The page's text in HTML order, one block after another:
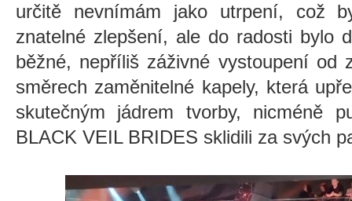
určitě nevnímám jako utrpení, což
znatelné zlepšení, ale do radosti bylo
běžné, nepříliš záživné vystoupení od
směrech zaměnitelné kapely, která
skutečným jádrem tvorby, nicméně
BLACK VEIL BRIDES sklidili za svých